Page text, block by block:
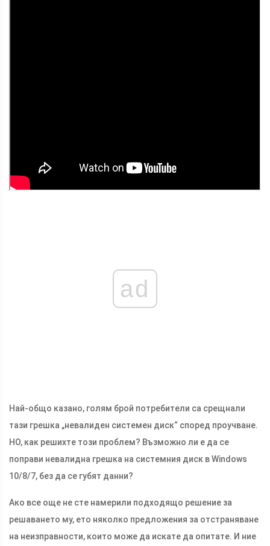
ad
Най-общо казано, голям брой потребители са срещнали
тази грешка „невалиден системен диск“ според проучване.
НО, как решихте този проблем? Възможно ли е да се
поправи невалидна грешка на системния диск в Windows
10/8/7, без да се губят данни?
Ако все още не сте намерили подходящо решение за
решаването му, ето няколко предложения за отстраняване
на неизправности, които може да искате да опитате. И ние